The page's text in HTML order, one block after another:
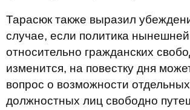
Тарасюк также выразил
случае, если политика
относительно гражданских
изменится, на повестку дня
вопрос о возможности отдельных
должностных лиц свободно